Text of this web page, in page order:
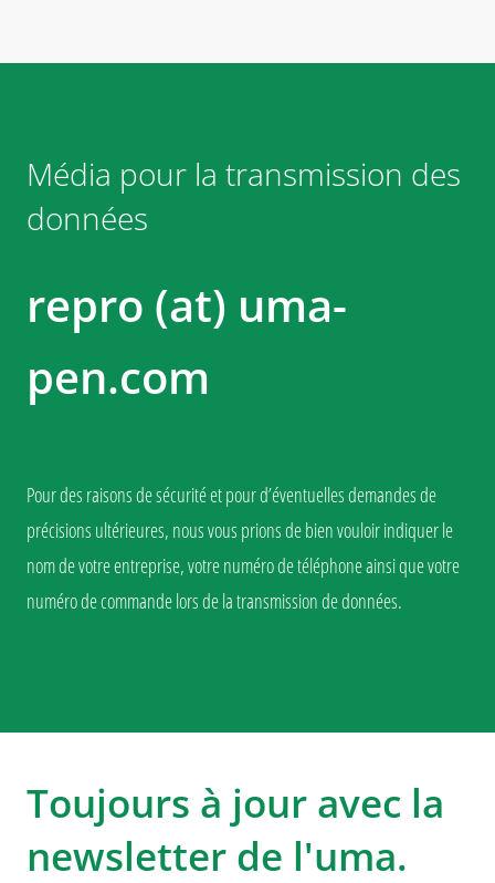
Média pour la transmission des
données
repro (at) uma-
pen.com
Pour des raisons de sécurité et pour d’éventuelles demandes de
précisions ultérieures, nous vous prions de bien vouloir indiquer le
nom de votre entreprise, votre numéro de téléphone ainsi que votre
numéro de commande lors de la transmission de données.
Toujours à jour avec la
newsletter de l'uma.